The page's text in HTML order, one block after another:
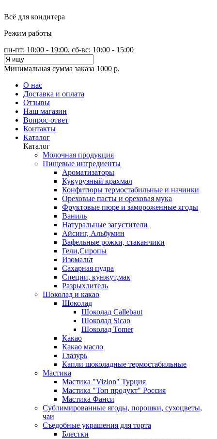
Всё для кондитера
Режим работы
пн-пт: 10:00 - 19:00, сб-вс: 10:00 - 15:00
Минимальная сумма заказа 1000 р.
О нас
Доставка и оплата
Отзывы
Наш магазин
Вопрос-ответ
Контакты
Каталог
Каталог
Молочная продукция
Пищевые ингредиенты
Ароматизаторы
Кукурузный крахмал
Конфитюры термостабильные и начинки
Ореховые пасты и ореховая мука
Фруктовые пюре и замороженные ягоды
Ваниль
Натуральные загустители
Айсинг, Альбумин
Вафельные рожки, стаканчики
Гели,Сиропы
Изомальт
Сахарная пудра
Специи, кунжут,мак
Разрыхлитель
Шоколад и какао
Шоколад
Шоколад Callebaut
Шоколад Sicao
Шоколад Tomer
Какао
Какао масло
Глазурь
Капли шоколадные термостабильные
Мастика
Мастика "Vizion" Турция
Мастика "Топ продукт" Россия
Мастика Фанси
Сублимированные ягоды, порошки, сухоцветы,
чаи
Съедобные украшения для торта
Блестки